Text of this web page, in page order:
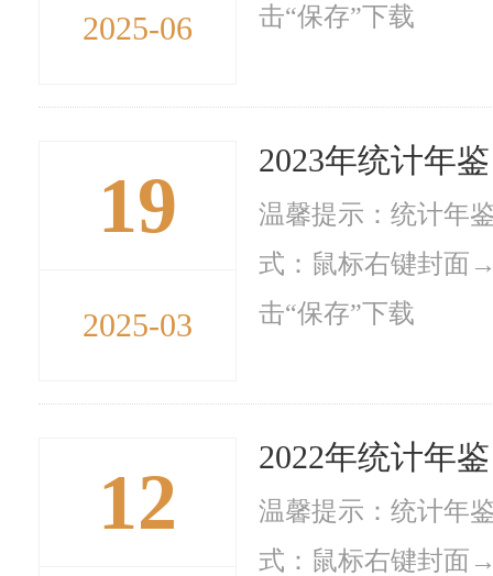
2025-06
击“保存”下载
19
2025-03
2023年统计年鉴
温馨提示：统计年
式：鼠标右键封面
击“保存”下载
12
2022年统计年鉴
温馨提示：统计年
式：鼠标右键封面